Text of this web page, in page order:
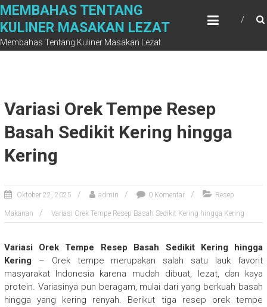
Skip
content
MEMBAHAS TENTANG
KULINER MASAKAN LEZAT
Membahas Tentang Kuliner Masakan Lezat
Variasi Orek Tempe Resep
Basah Sedikit Kering hingga
Kering
Oktober 22, 2025 admin 0 Komentar Resep
Makanan Variasi Orek Tempe Resep Basah Sedikit Kering hingga Kering
Variasi Orek Tempe Resep Basah Sedikit Kering hingga
Kering – Orek tempe merupakan salah satu lauk favorit
masyarakat Indonesia karena mudah dibuat, lezat, dan kaya
protein. Variasinya pun beragam, mulai dari yang berkuah basah
hingga yang kering renyah. Berikut tiga resep orek tempe